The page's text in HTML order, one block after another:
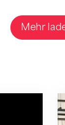
Mehr
Gischard